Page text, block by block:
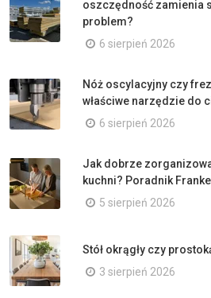
oszczędność zamienia
problem?
6 sierpień 2026
Nóż oscylacyjny czy
właściwe narzędzie do
6 sierpień 2026
Jak dobrze
kuchni? Poradnik Franke
5 sierpień 2026
Stół okrągły czy
3 sierpień 2026